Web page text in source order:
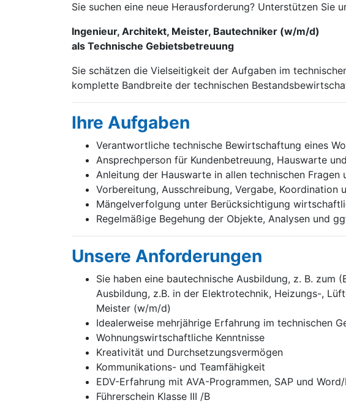
Sie suchen eine neue Herausforderung? Unterstützen Sie
Ingenieur, Architekt, Meister, Bautechniker (w/m/d)
als Technische Gebietsbetreuung
Sie schätzen die Vielseitigkeit der Aufgaben im
komplette Bandbreite der technischen
Ihre Aufgaben
Verantwortliche technische Bewirtschaftung eines
Ansprechperson für Kundenbetreuung, Hauswarte
Anleitung der Hauswarte in allen technischen
Vorbereitung, Ausschreibung, Vergabe,
Mängelverfolgung unter Berücksichtigung
Regelmäßige Begehung der Objekte, Analysen und
Unsere Anforderungen
Sie haben eine bautechnische Ausbildung, z. B.
Ausbildung, z.B. in der Elektrotechnik, Heizungs-,
Meister (w/m/d)
Idealerweise mehrjährige Erfahrung im technischen
Wohnungswirtschaftliche Kenntnisse
Kreativität und Durchsetzungsvermögen
Kommunikations- und Teamfähigkeit
EDV-Erfahrung mit AVA-Programmen, SAP und
Führerschein Klasse III /B